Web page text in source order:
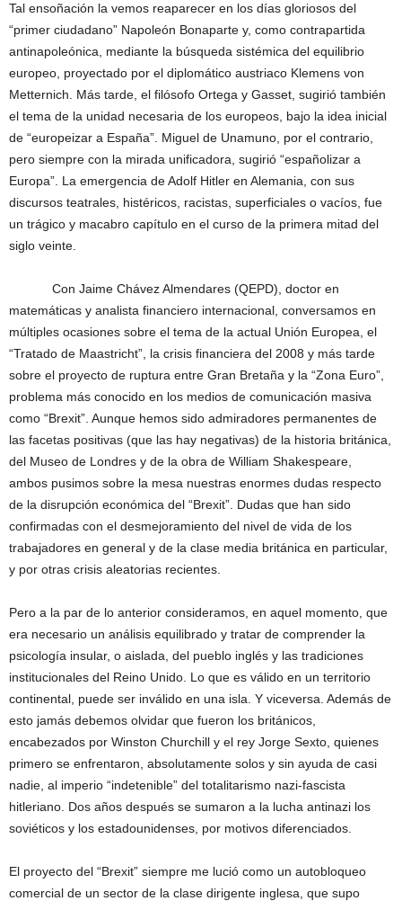
Tal ensoñación la vemos reaparecer en los días gloriosos del
“primer ciudadano” Napoleón Bonaparte y, como contrapartida
antinapoleónica, mediante la búsqueda sistémica del equilibrio
europeo, proyectado por el diplomático austriaco Klemens von
Metternich. Más tarde, el filósofo Ortega y Gasset, sugirió también
el tema de la unidad necesaria de los europeos, bajo la idea inicial
de “europeizar a España”. Miguel de Unamuno, por el contrario,
pero siempre con la mirada unificadora, sugirió “españolizar a
Europa”. La emergencia de Adolf Hitler en Alemania, con sus
discursos teatrales, histéricos, racistas, superficiales o vacíos, fue
un trágico y macabro capítulo en el curso de la primera mitad del
siglo veinte.
Con Jaime Chávez Almendares (QEPD), doctor en
matemáticas y analista financiero internacional, conversamos en
múltiples ocasiones sobre el tema de la actual Unión Europea, el
“Tratado de Maastricht”, la crisis financiera del 2008 y más tarde
sobre el proyecto de ruptura entre Gran Bretaña y la “Zona Euro”,
problema más conocido en los medios de comunicación masiva
como “Brexit”. Aunque hemos sido admiradores permanentes de
las facetas positivas (que las hay negativas) de la historia británica,
del Museo de Londres y de la obra de William Shakespeare,
ambos pusimos sobre la mesa nuestras enormes dudas respecto
de la disrupción económica del “Brexit”. Dudas que han sido
confirmadas con el desmejoramiento del nivel de vida de los
trabajadores en general y de la clase media británica en particular,
y por otras crisis aleatorias recientes.
Pero a la par de lo anterior consideramos, en aquel momento, que
era necesario un análisis equilibrado y tratar de comprender la
psicología insular, o aislada, del pueblo inglés y las tradiciones
institucionales del Reino Unido. Lo que es válido en un territorio
continental, puede ser inválido en una isla. Y viceversa. Además de
esto jamás debemos olvidar que fueron los británicos,
encabezados por Winston Churchill y el rey Jorge Sexto, quienes
primero se enfrentaron, absolutamente solos y sin ayuda de casi
nadie, al imperio “indetenible” del totalitarismo nazi-fascista
hitleriano. Dos años después se sumaron a la lucha antinazi los
soviéticos y los estadounidenses, por motivos diferenciados.
El proyecto del “Brexit” siempre me lució como un autobloqueo
comercial de un sector de la clase dirigente inglesa, que supo